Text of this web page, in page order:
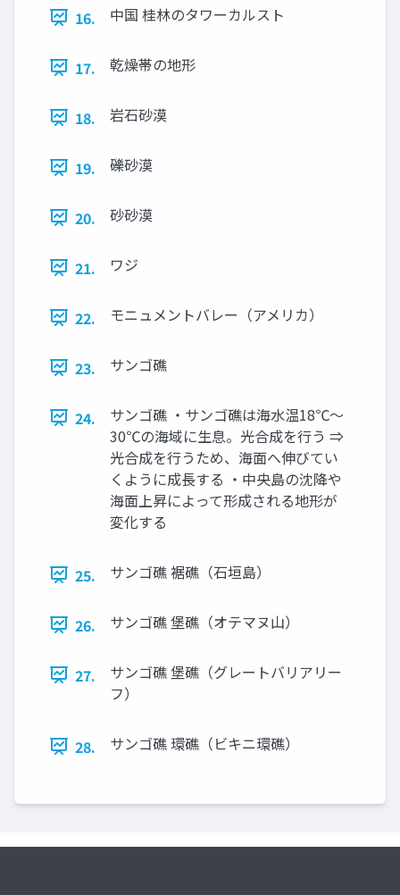
16. 中国 桂林のタワーカルスト
17. 乾燥帯の地形
18. 岩石砂漠
19. 礫砂漠
20. 砂砂漠
21. ワジ
22. モニュメントバレー（アメリカ）
23. サンゴ礁
24.
サンゴ礁 ・サンゴ礁は海水温18℃～
30℃の海域に生息。光合成を行う ⇒
光合成を行うため、海面へ伸びてい
くように成長する ・中央島の沈降や
海面上昇によって形成される地形が
変化する
25. サンゴ礁 裾礁（石垣島）
26. サンゴ礁 堡礁（オテマヌ山）
27.
サンゴ礁 堡礁（グレートバリアリー
フ）
28. サンゴ礁 環礁（ビキニ環礁）